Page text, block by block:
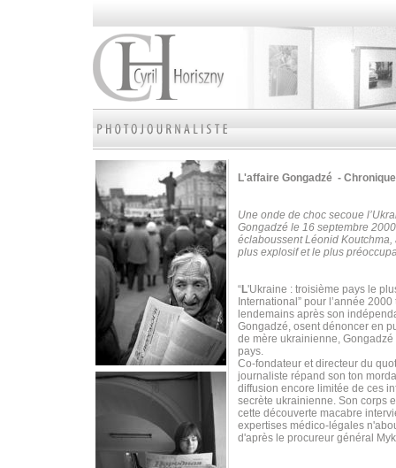
L'affaire Gongadzé -
Une onde de choc secoue
Gongadzé le 16 septembre
éclaboussent Léonid
plus explosif et le plus
“L'Ukraine : troisième pays le
International” pour l’année
lendemains après son
Gongadzé, osent dénoncer en
de mère ukrainienne, Gongadzé
pays.
Co-fondateur et directeur du
journaliste répand son ton
diffusion encore limitée de ces
secrète ukrainienne. Son corps
cette découverte macabre
expertises médico-légales
d'après le procureur général